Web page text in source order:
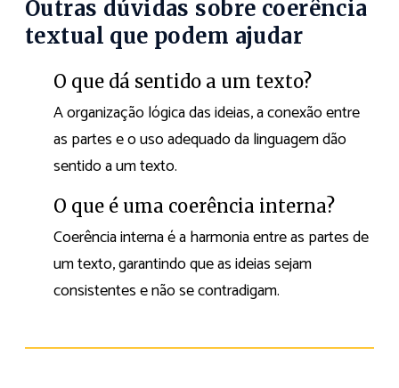
Outras dúvidas sobre coerência
textual que podem ajudar
O que dá sentido a um texto?
A organização lógica das ideias, a conexão entre
as partes e o uso adequado da linguagem dão
sentido a um texto.
O que é uma coerência interna?
Coerência interna é a harmonia entre as partes de
um texto, garantindo que as ideias sejam
consistentes e não se contradigam.